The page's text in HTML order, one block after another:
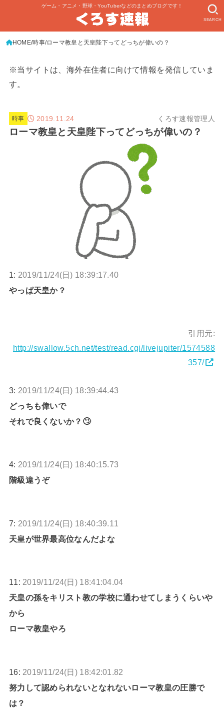
ゲーム・アニメ・野球・YouTuberなどのまとめブログです！
SEARCH
HOME 時事 ローマ教皇と天皇陛下ってどっちが偉いの？
※当サイトは、海外在住者に向けて情報を発信していま
す。
時事 2019.11.24 くろす速報管理人
ローマ教皇と天皇陛下ってどっちが偉いの？
1: 2019/11/24(日) 18:39:17.40
やっぱ天皇か？
引用元:
http://swallow.5ch.net/test/read.cgi/livejupiter/1574588
357/
3: 2019/11/24(日) 18:39:44.43
どっちも偉いで
それで良くないか？🙄
4: 2019/11/24(日) 18:40:15.73
階級違うぞ
7: 2019/11/24(日) 18:40:39.11
天皇が世界最高位なんだよな
11: 2019/11/24(日) 18:41:04.04
天皇の孫をキリスト教の学校に通わせてしまうくらいや
から
ローマ教皇やろ
16: 2019/11/24(日) 18:42:01.82
努力して認められないとなれないローマ教皇の圧勝で
は？